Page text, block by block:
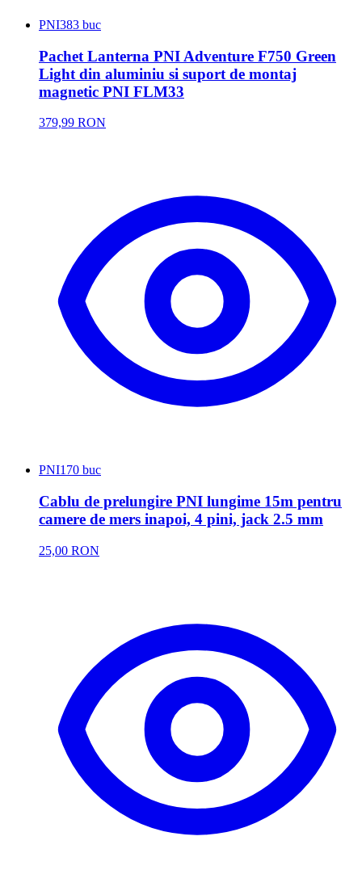
PNI383 buc
Pachet Lanterna PNI Adventure F750 Green
Light din aluminiu si suport de montaj
magnetic PNI FLM33
379,99 RON
PNI170 buc
Cablu de prelungire PNI lungime 15m pentru
camere de mers inapoi, 4 pini, jack 2.5 mm
25,00 RON